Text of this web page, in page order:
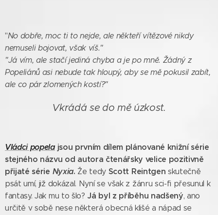
"No dobře, moc ti to nejde, ale někteří vítězové nikdy
nemuseli bojovat, však víš."
"Já vím, ale stačí jediná chyba a je po mně. Žádný z
Popeliánů asi nebude tak hloupý, aby se mě pokusil zabít,
ale co pár zlomených kostí?"
Vkrádá se do mě úzkost.
Vládci popelajsou prvním dílem plánované knižní série
stejného názvu od autora čtenářsky velice pozitivně
přijaté série Nyxia. Že tedy Scott Reintgen skutečně
psát umí, již dokázal. Nyní se však z žánru sci-fi přesunul k
fantasy. Jak mu to šlo? Já byl z příběhu nadšený, ano
určitě v sobě nese některá obecná klišé a nápad se